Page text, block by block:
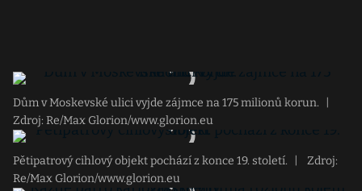
Dům v Moskevské ulici vyjde zájmce na 175 milionů korun.
Zdroj: Re/Max Glorion/www.glorion.eu
Pětipatrový cihlový objekt pochází z konce 19. století.
Zdroj:
Re/Max Glorion/www.glorion.eu